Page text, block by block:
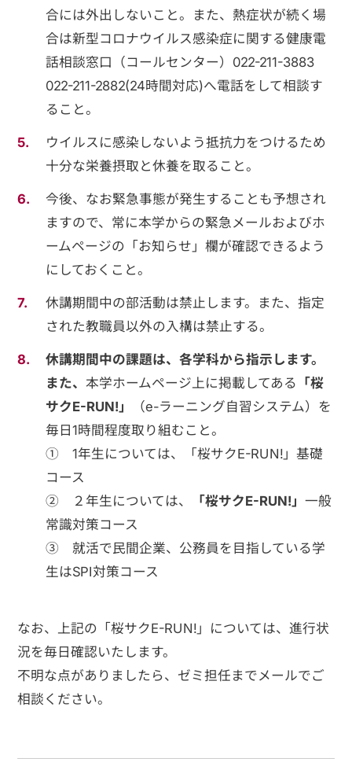
合には外出しないこと。また、熱症状が続く場
合は新型コロナウイルス感染症に関する健康電
話相談窓口（コールセンター）022-211-3883
022-211-2882(24時間対応)へ電話をして相談す
ること。
ウイルスに感染しないよう抵抗力をつけるため
十分な栄養摂取と休養を取ること。
今後、なお緊急事態が発生することも予想され
ますので、常に本学からの緊急メールおよびホ
ームページの「お知らせ」欄が確認できるよう
にしておくこと。
休講期間中の部活動は禁止します。また、指定
された教職員以外の入構は禁止する。
休講期間中の課題は、各学科から指示します。
また、本学ホームページ上に掲載してある 「桜
サクE-RUN!」 （e-ラーニング自習システム）を
毎日1時間程度取り組むこと。
① 1年生については、「桜サクE-RUN!」基礎
コース
② ２年生については、 「桜サクE-RUN!」一般
常識対策コース
③ 就活で民間企業、公務員を目指している学
生はSPI対策コース
なお、上記の「桜サクE-RUN!」については、進行状
況を毎日確認いたします。
不明な点がありましたら、ゼミ担任までメールでご
相談ください。